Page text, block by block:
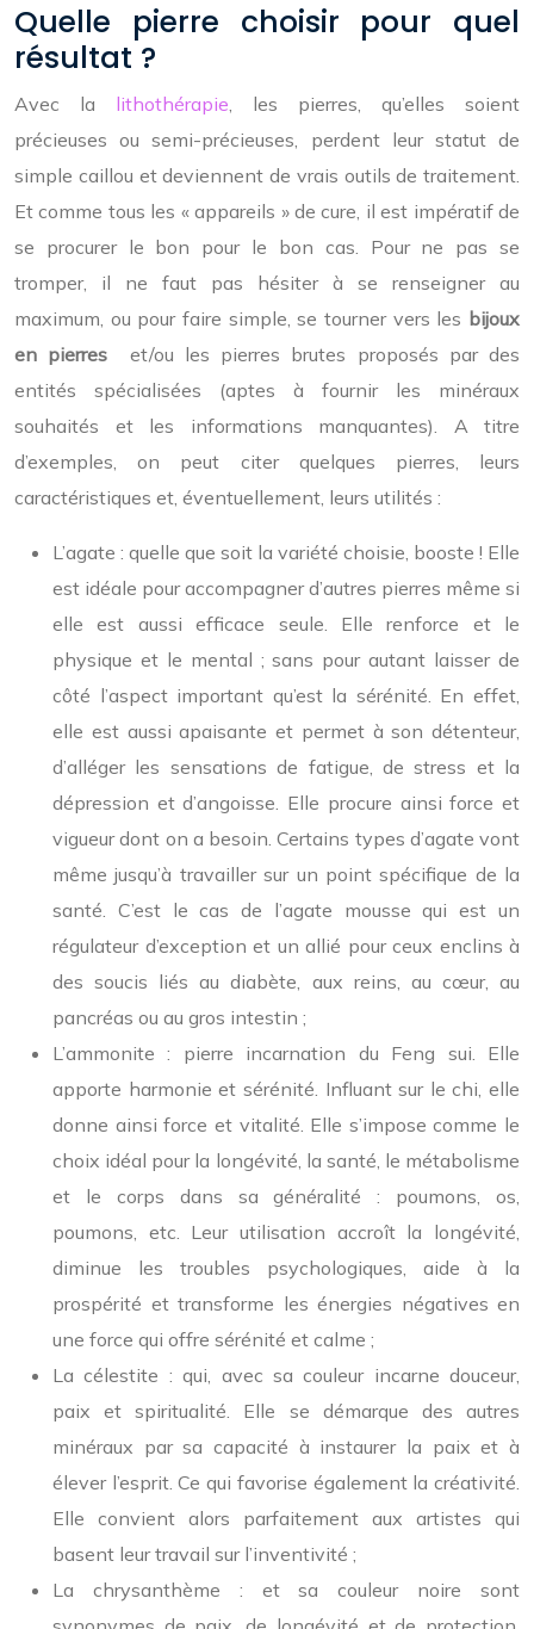
Quelle pierre choisir pour quel
résultat ?
Avec la lithothérapie, les pierres, qu’elles soient
précieuses ou semi-précieuses, perdent leur statut de
simple caillou et deviennent de vrais outils de traitement.
Et comme tous les « appareils » de cure, il est impératif de
se procurer le bon pour le bon cas. Pour ne pas se
tromper, il ne faut pas hésiter à se renseigner au
maximum, ou pour faire simple, se tourner vers les bijoux
en pierres et/ou les pierres brutes proposés par des
entités spécialisées (aptes à fournir les minéraux
souhaités et les informations manquantes). A titre
d’exemples, on peut citer quelques pierres, leurs
caractéristiques et, éventuellement, leurs utilités :
L’agate : quelle que soit la variété choisie, booste ! Elle
est idéale pour accompagner d’autres pierres même si
elle est aussi efficace seule. Elle renforce et le
physique et le mental ; sans pour autant laisser de
côté l’aspect important qu’est la sérénité. En effet,
elle est aussi apaisante et permet à son détenteur,
d’alléger les sensations de fatigue, de stress et la
dépression et d’angoisse. Elle procure ainsi force et
vigueur dont on a besoin. Certains types d’agate vont
même jusqu’à travailler sur un point spécifique de la
santé. C’est le cas de l’agate mousse qui est un
régulateur d’exception et un allié pour ceux enclins à
des soucis liés au diabète, aux reins, au cœur, au
pancréas ou au gros intestin ;
L’ammonite : pierre incarnation du Feng sui. Elle
apporte harmonie et sérénité. Influant sur le chi, elle
donne ainsi force et vitalité. Elle s’impose comme le
choix idéal pour la longévité, la santé, le métabolisme
et le corps dans sa généralité : poumons, os,
poumons, etc. Leur utilisation accroît la longévité,
diminue les troubles psychologiques, aide à la
prospérité et transforme les énergies négatives en
une force qui offre sérénité et calme ;
La célestite : qui, avec sa couleur incarne douceur,
paix et spiritualité. Elle se démarque des autres
minéraux par sa capacité à instaurer la paix et à
élever l’esprit. Ce qui favorise également la créativité.
Elle convient alors parfaitement aux artistes qui
basent leur travail sur l’inventivité ;
La chrysanthème : et sa couleur noire sont